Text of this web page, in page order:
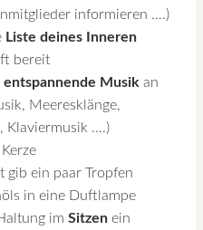
informieren ….)
Liste deines Inneren
bereit
entspannende Musik an
Meeresklänge,
Klaviermusik ….)
gib ein paar Tropfen
in eine Duftlampe
im Sitzen ein